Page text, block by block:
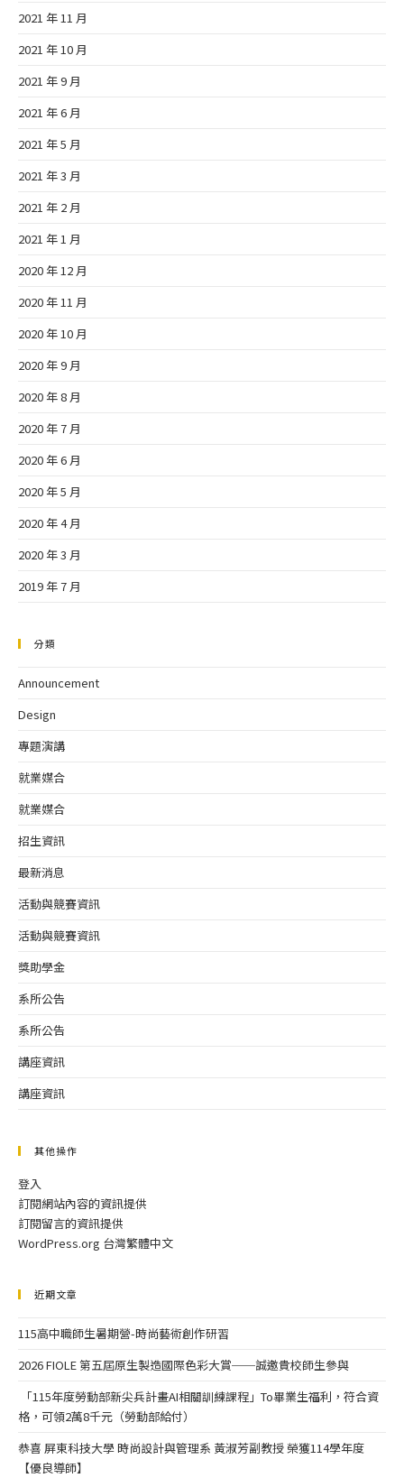
2021 年 11 月
2021 年 10 月
2021 年 9 月
2021 年 6 月
2021 年 5 月
2021 年 3 月
2021 年 2 月
2021 年 1 月
2020 年 12 月
2020 年 11 月
2020 年 10 月
2020 年 9 月
2020 年 8 月
2020 年 7 月
2020 年 6 月
2020 年 5 月
2020 年 4 月
2020 年 3 月
2019 年 7 月
分類
Announcement
Design
專題演講
就業媒合
就業媒合
招生資訊
最新消息
活動與競賽資訊
活動與競賽資訊
獎助學金
系所公告
系所公告
講座資訊
講座資訊
其他操作
登入
訂閱網站內容的資訊提供
訂閱留言的資訊提供
WordPress.org 台灣繁體中文
近期文章
115高中職師生暑期營-時尚藝術創作研習
2026 FIOLE 第五屆原生製造國際色彩大賞──誠邀貴校師生參與
「115年度勞動部新尖兵計畫AI相關訓練課程」To畢業生福利，符合資
格，可領2萬8千元（勞動部給付）
恭喜 屏東科技大學 時尚設計與管理系 黃淑芳副教授 榮獲114學年度
【優良導師】